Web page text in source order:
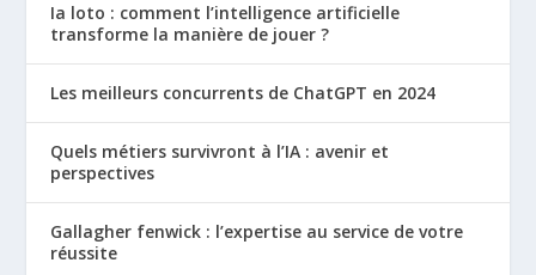
Ia loto : comment l’intelligence artificielle
transforme la manière de jouer ?
Les meilleurs concurrents de ChatGPT en 2024
Quels métiers survivront à l’IA : avenir et
perspectives
Gallagher fenwick : l’expertise au service de votre
réussite